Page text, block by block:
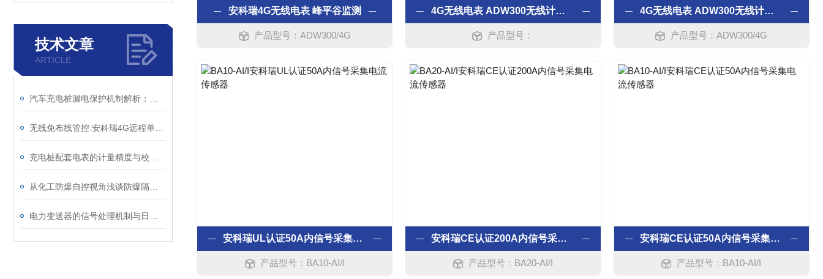
技术文章
ARTICLE
安科瑞4G无线电表 峰平谷监测
产品型号：ADW300/4G
4G无线电表 ADW300无线计量仪表
产品型号：
4G无线电表 ADW300无线计量仪表 平台数据
产品型号：ADW300/4G
安科瑞UL认证50A内信号采集电流传感器
产品型号：BA10-AI/I
安科瑞CE认证200A内信号采集电流传感器
产品型号：BA20-AI/I
安科瑞CE认证50A内信号采集电流传感器
产品型号：BA10-AI/I